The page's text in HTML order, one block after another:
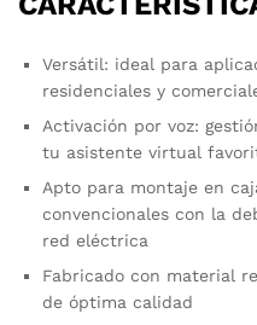
Versátil: ideal para
residenciales y
Activación por voz:
tu asistente virtual
Apto para montaje en
convencionales con la
red eléctrica
Fabricado con material
de óptima calidad